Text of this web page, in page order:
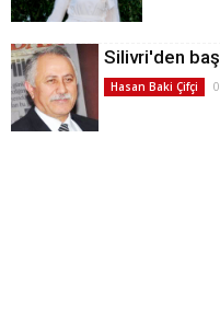
Silivri'den
Hasan Baki Çifçi